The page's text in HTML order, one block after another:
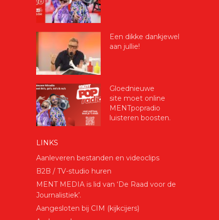
Een dikke dankjewel
aan jullie!
Gloednieuwe
site moet online
MENTpopradio
luisteren boosten.
LINKS
Aanleveren bestanden en videoclips
B2B / TV-studio huren
MENT MEDIA is lid van ‘De Raad voor de
Journalistiek’.
Aangesloten bij CIM (kijkcijers)